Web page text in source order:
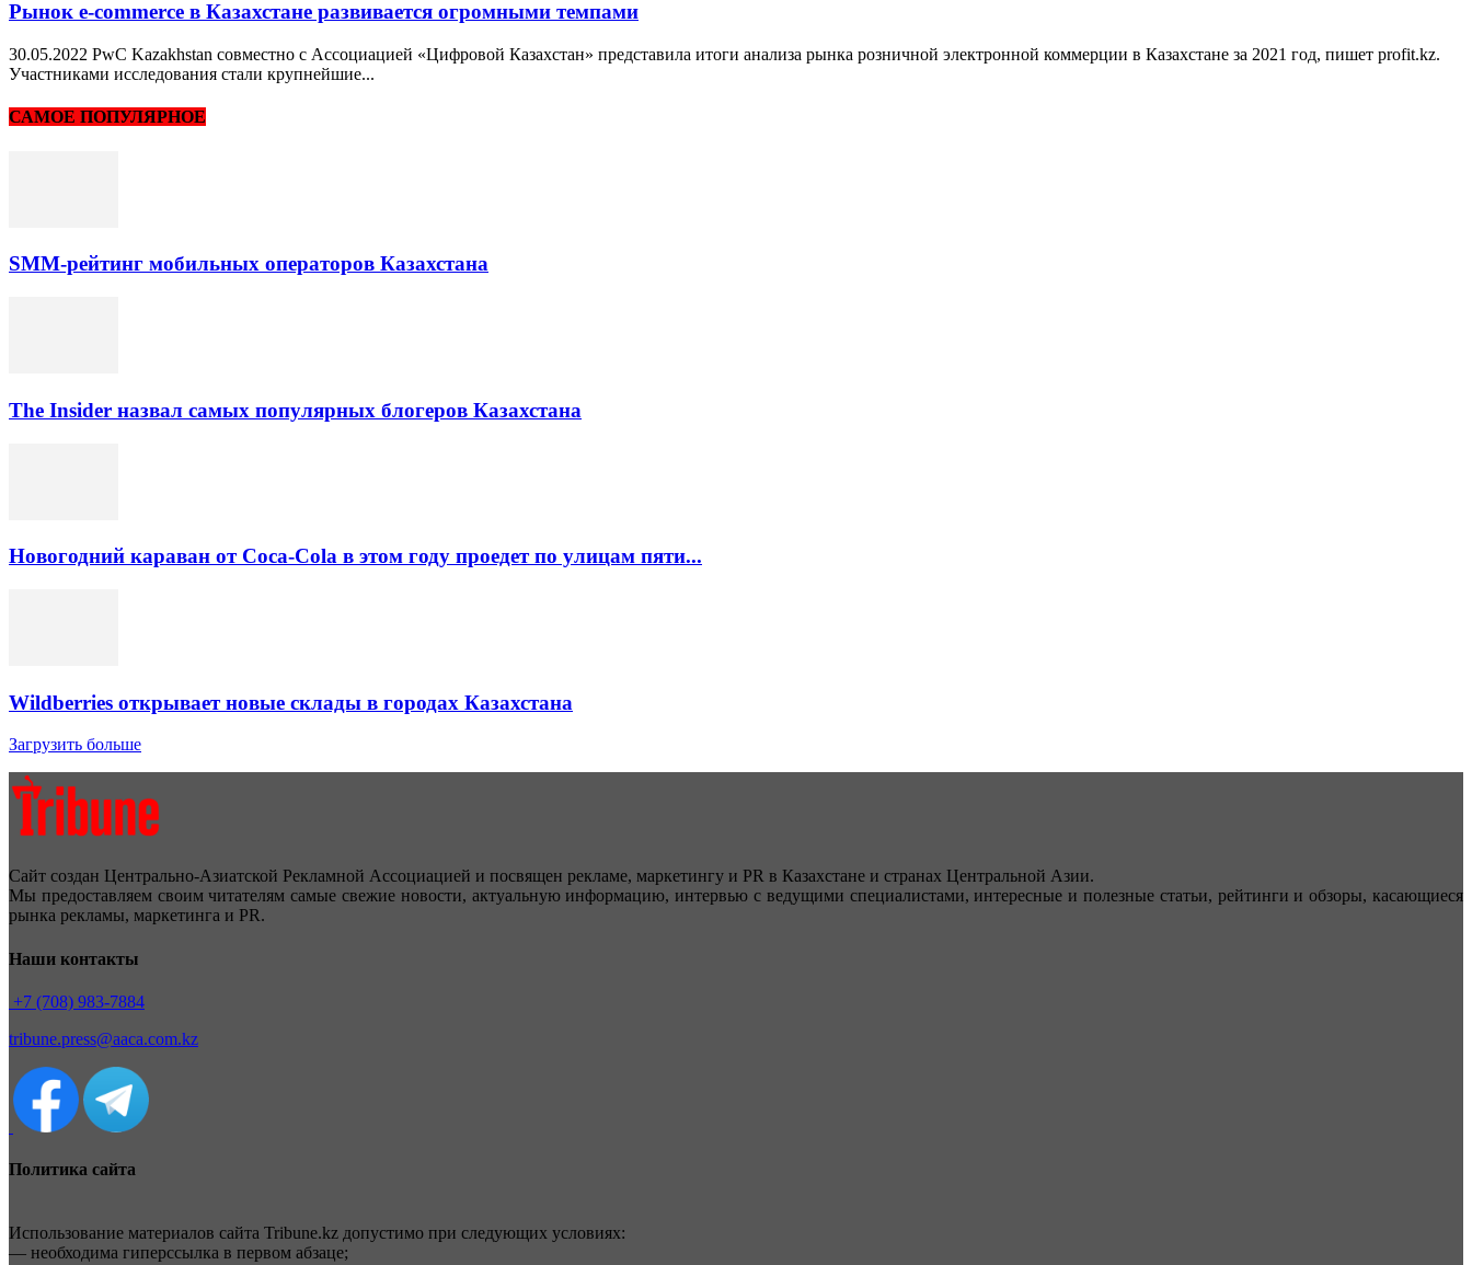
Рынок e-commerce в Казахстане развивается огромными темпами
30.05.2022 PwC Kazakhstan совместно с Ассоциацией «Цифровой Казахстан» представила итоги анализа рынка розничной электронной коммерции в Казахстане за 2021 год, пишет profit.kz.
Участниками исследования стали крупнейшие...
САМОЕ ПОПУЛЯРНОЕ
SMM-рейтинг мобильных операторов Казахстана
The Insider назвал самых популярных блогеров Казахстана
Новогодний караван от Coca-Cola в этом году проедет по улицам пяти...
Wildberries открывает новые склады в городах Казахстана
Загрузить больше
Сайт создан Центрально-Азиатской Рекламной Ассоциацией и посвящен рекламе, маркетингу и PR в Казахстане и странах Центральной Азии.
Мы предоставляем своим читателям самые свежие новости, актуальную информацию, интервью с ведущими специалистами, интересные и полезные статьи, рейтинги и обзоры, касающиеся
рынка рекламы, маркетинга и PR.
Наши контакты
+7 (708) 983-7884
tribune.press@aaca.com.kz
Политика сайта
Использование материалов сайта Tribune.kz допустимо при следующих условиях:
— необходима гиперссылка в первом абзаце;